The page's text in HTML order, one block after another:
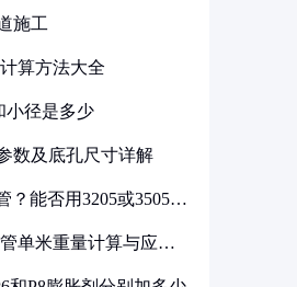
施工
算方法大全
小径是多少
数及底孔尺寸详解
？能否用3205或3505代
单米重量计算与应用